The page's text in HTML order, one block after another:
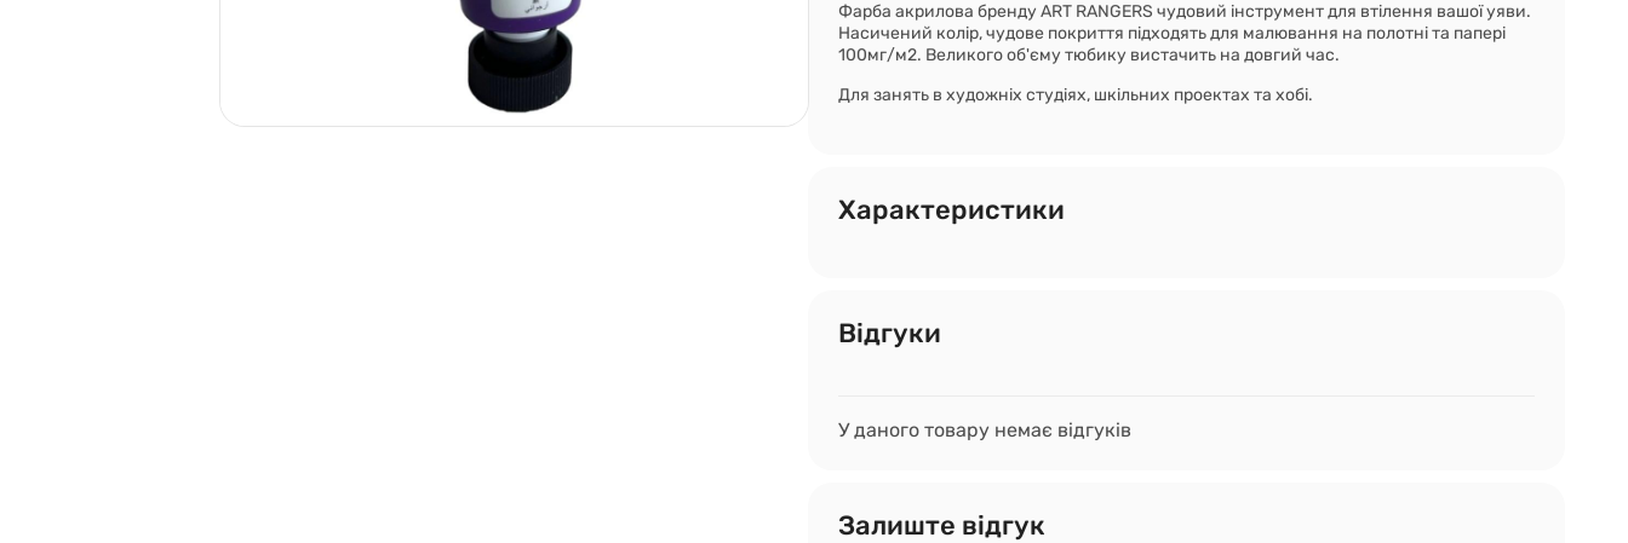
Фарба акрилова бренду ART RANGERS чудовий інструмент для втілення вашої уяви.
Насичений колір, чудове покриття підходять для малювання на полотні та папері
100мг/м2. Великого об'єму тюбику вистачить на довгий час.
Для занять в художніх студіях, шкільних проектах та хобі.
Характеристики
Відгуки
У даного товару немає відгуків
Залиште відгук